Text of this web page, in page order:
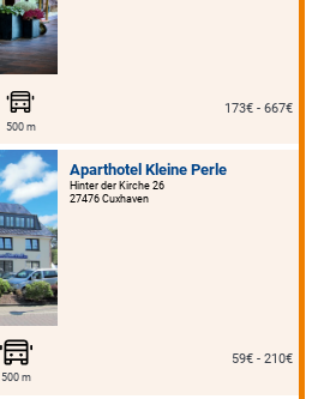
500 m
173€ - 667€
Aparthotel Kleine Perle
Hinter der Kirche 26
27476 Cuxhaven
500 m
59€ - 210€